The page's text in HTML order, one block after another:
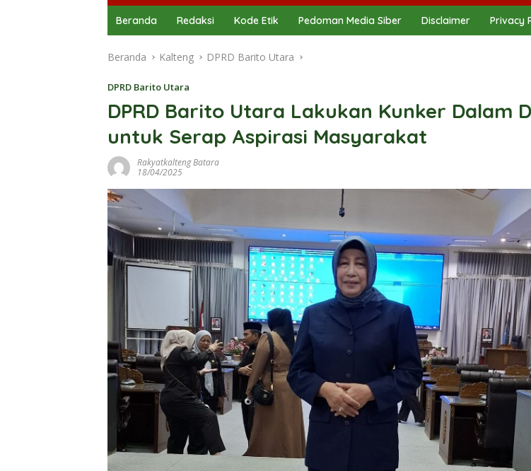
Beranda Redaksi Kode Etik Pedoman Media Siber Disclaimer Privacy
Beranda Kalteng DPRD Barito Utara
DPRD Barito Utara
DPRD Barito Utara Lakukan Kunker Dalam
untuk Serap Aspirasi Masyarakat
Rakyatkalteng Batara
18/04/2025